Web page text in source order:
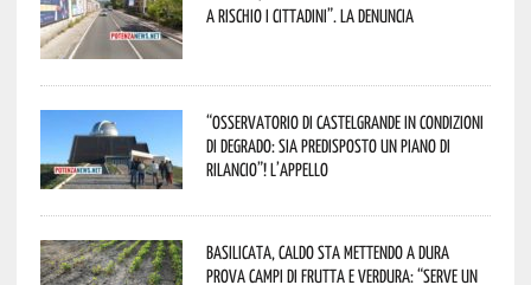
a rischio i cittadini”. La denuncia
“Osservatorio di Castelgrande in condizioni
di degrado: sia predisposto un piano di
rilancio”! L’appello
Basilicata, caldo sta mettendo a dura
prova campi di frutta e verdura: “Serve un